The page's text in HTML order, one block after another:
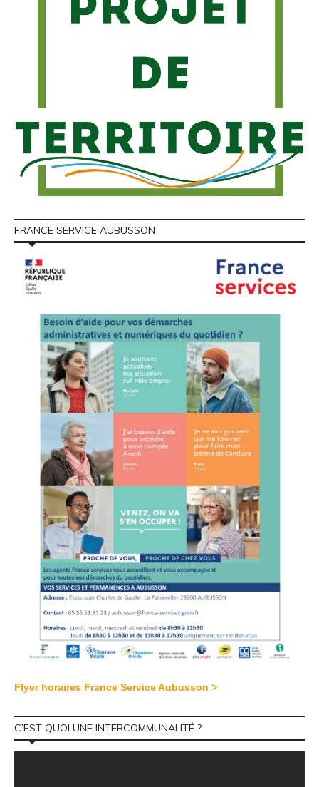
FRANCE SERVICE AUBUSSON
Flyer horaires France Service Aubusson >
C’EST QUOI UNE INTERCOMMUNALITÉ ?